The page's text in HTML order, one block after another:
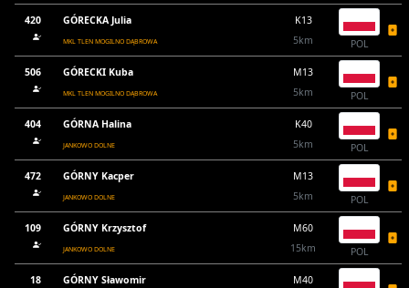
420 GÓRECKA Julia
MKL TLEN MOGILNO DĄBROWA
K13
5km
POL
506 GÓRECKI Kuba
MKL TLEN MOGILNO DĄBROWA
M13
5km
POL
404 GÓRNA Halina
JANKOWO DOLNE
K40
5km
POL
472 GÓRNY Kacper
JANKOWO DOLNE
M13
5km
POL
109 GÓRNY Krzysztof
JANKOWO DOLNE
M60
15km
POL
18 GÓRNY Sławomir
M40